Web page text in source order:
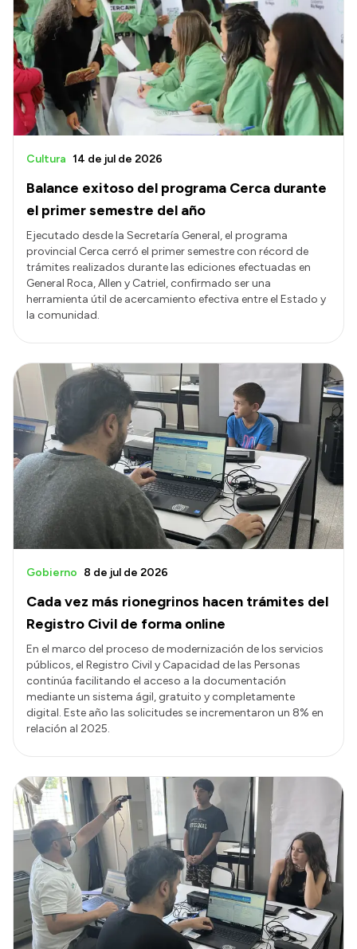
Balance exitoso del programa Cerca durante
el primer semestre del año
Cultura 14 de jul de 2026
Ejecutado desde la Secretaría General, el programa
provincial Cerca cerró el primer semestre con récord de
trámites realizados durante las ediciones efectuadas en
General Roca, Allen y Catriel, confirmado ser una
herramienta útil de acercamiento efectiva entre el Estado y
la comunidad.
Cada vez más rionegrinos hacen trámites del
Registro Civil de forma online
Gobierno 8 de jul de 2026
En el marco del proceso de modernización de los servicios
públicos, el Registro Civil y Capacidad de las Personas
continúa facilitando el acceso a la documentación
mediante un sistema ágil, gratuito y completamente
digital. Este año las solicitudes se incrementaron un 8% en
relación al 2025.